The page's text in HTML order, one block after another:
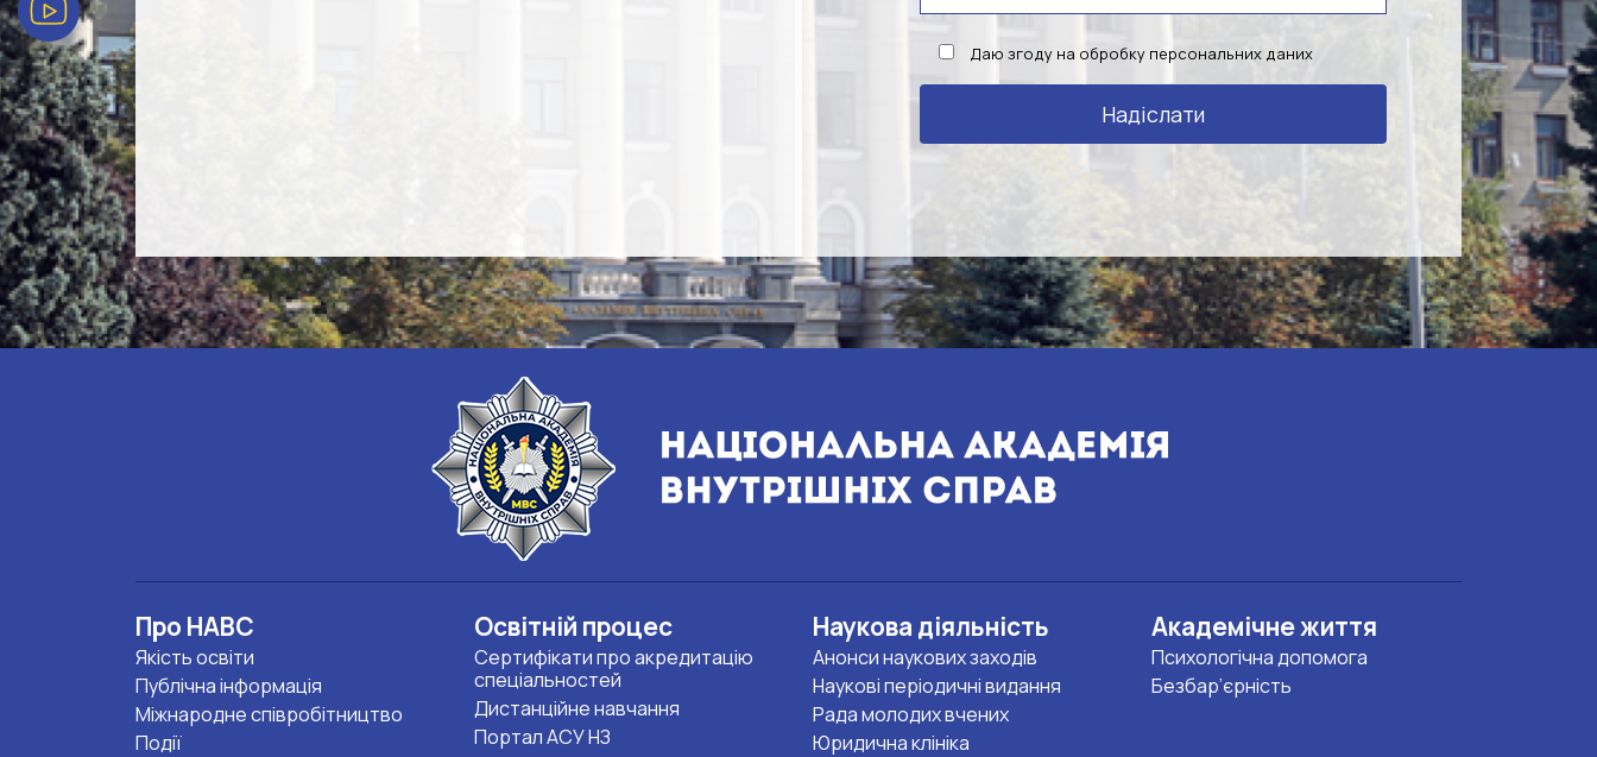
Даю згоду на обробку персональних даних
Про НАВС
Якість освіти
Публічна інформація
Міжнародне співробітництво
Події
Освітній процес
Сертифікати про акредитацію
спеціальностей
Дистанційне навчання
Портал АСУ НЗ
Наукова діяльність
Анонси наукових заходів
Наукові періодичні видання
Рада молодих вчених
Юридична клініка
Академічне життя
Психологічна допомога
Безбар’єрність